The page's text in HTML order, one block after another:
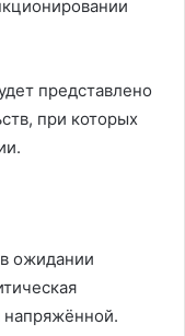
представлено
при которых
ожидании
напряжённой.